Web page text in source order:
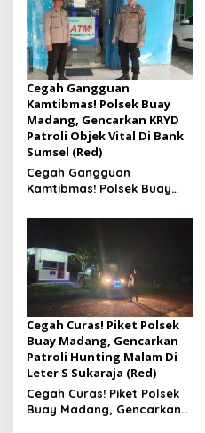
Cegah Gangguan
Kamtibmas! Polsek Buay
Madang, Gencarkan KRYD
Patroli Objek Vital Di Bank
Sumsel (Red)
Cegah Gangguan
Kamtibmas! Polsek Buay
Patroli Objek Vital Di Bank
Cegah Curas! Piket Polsek
Buay Madang, Gencarkan
Patroli Hunting Malam Di
Leter S Sukaraja (Red)
Cegah Curas! Piket Polsek
Buay Madang, Gencarkan